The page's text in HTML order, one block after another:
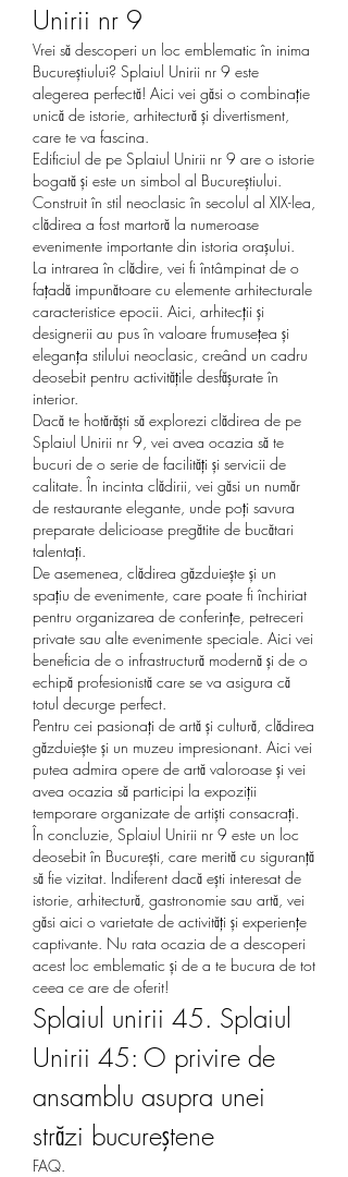
Unirii nr 9
Vrei să descoperi un loc emblematic în inima
Bucureștiului? Splaiul Unirii nr 9 este
alegerea perfectă! Aici vei găsi o combinație
unică de istorie, arhitectură și divertisment,
care te va fascina.
Edificiul de pe Splaiul Unirii nr 9 are o istorie
bogată și este un simbol al Bucureștiului.
Construit în stil neoclasic în secolul al XIX-lea,
clădirea a fost martoră la numeroase
evenimente importante din istoria orașului.
La intrarea în clădire, vei fi întâmpinat de o
fațadă impunătoare cu elemente arhitecturale
caracteristice epocii. Aici, arhitecții și
designerii au pus în valoare frumusețea și
eleganța stilului neoclasic, creând un cadru
deosebit pentru activitățile desfășurate în
interior.
Dacă te hotărăști să explorezi clădirea de pe
Splaiul Unirii nr 9, vei avea ocazia să te
bucuri de o serie de facilități și servicii de
calitate. În incinta clădirii, vei găsi un număr
de restaurante elegante, unde poți savura
preparate delicioase pregătite de bucătari
talentați.
De asemenea, clădirea găzduiește și un
spațiu de evenimente, care poate fi închiriat
pentru organizarea de conferințe, petreceri
private sau alte evenimente speciale. Aici vei
beneficia de o infrastructură modernă și de o
echipă profesionistă care se va asigura că
totul decurge perfect.
Pentru cei pasionați de artă și cultură, clădirea
găzduiește și un muzeu impresionant. Aici vei
putea admira opere de artă valoroase și vei
avea ocazia să participi la expoziții
temporare organizate de artiști consacrați.
În concluzie, Splaiul Unirii nr 9 este un loc
deosebit în București, care merită cu siguranță
să fie vizitat. Indiferent dacă ești interesat de
istorie, arhitectură, gastronomie sau artă, vei
găsi aici o varietate de activități și experiențe
captivante. Nu rata ocazia de a descoperi
acest loc emblematic și de a te bucura de tot
ceea ce are de oferit!
Splaiul unirii 45. Splaiul
Unirii 45: O privire de
ansamblu asupra unei
străzi bucureştene
FAQ.